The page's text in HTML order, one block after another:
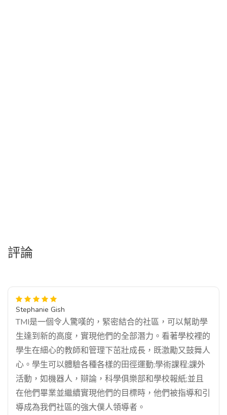
評論
Stephanie Gish
TMI是一個令人驚嘆的，緊密結合的社區，可以幫助學
生達到新的高度，實現他們的全部潛力。看著學校裡的
學生在細心的教師和管理下茁壯成長，既激勵又鼓舞人
心。學生可以體驗各種各樣的田徑運動;學術課程;課外
活動，如機器人，辯論，科學俱樂部和學校報紙;並且
在他們畢業並繼續實現他們的目標時，他們被指導和引
導成為我們社區的強大僕人領導者。